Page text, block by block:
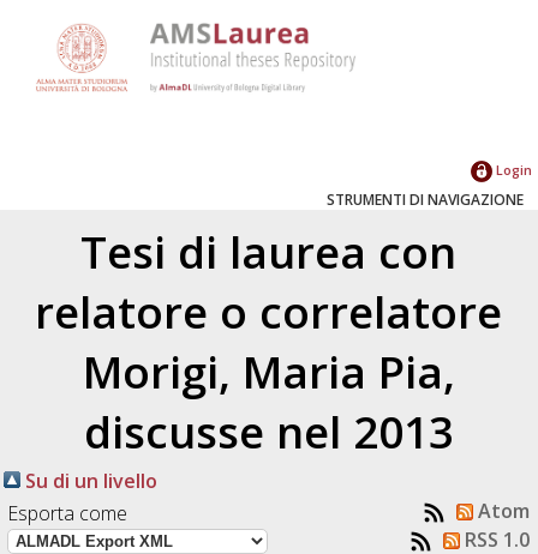
Login
STRUMENTI DI NAVIGAZIONE
Tesi di laurea con
relatore o correlatore
Morigi, Maria Pia,
discusse nel 2013
Su di un livello
Esporta come
Atom
RSS 1.0